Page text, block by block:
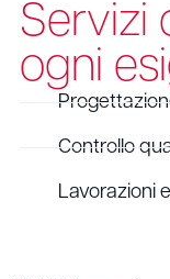
Servizi
ogni
Controllo
Lavorazioni